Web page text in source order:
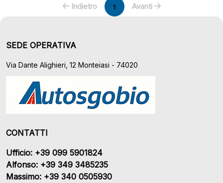
Indietro 1 Avanti
SEDE OPERATIVA
Via Dante Alighieri, 12 Monteiasi - 74020
CONTATTI
Ufficio: +39 099 5901824
Alfonso: +39 349 3485235
Massimo: +39 340 0505930